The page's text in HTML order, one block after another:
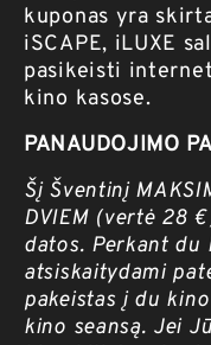
kuponas yra
iSCAPE, iLUXE
pasikeisti
kino kasose.
PANAUDOJIMO
Šį Šventinį
DVIEM (vertė 28
datos. Perkant du
atsiskaitydami
pakeistas į du
kino seansą. Jei